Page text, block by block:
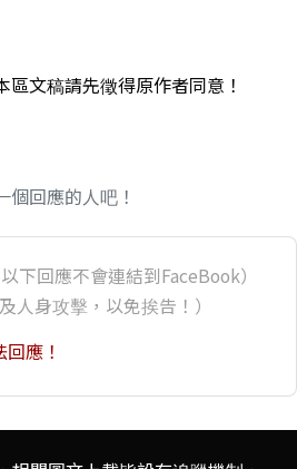
區文稿請先徵得原作者同意！
回應的人吧！
以下回應不會連結到FaceBook）
人身攻擊，以免挨告！）
回應！